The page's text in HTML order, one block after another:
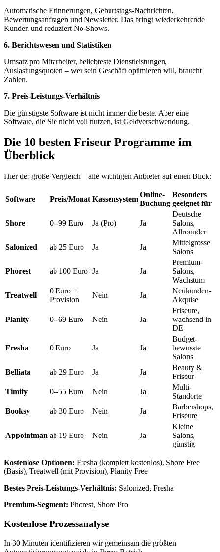
Automatische Erinnerungen, Geburtstags-Nachrichten,
Bewertungsanfragen und Newsletter. Das bringt wiederkehrende
Kunden und reduziert No-Shows.
6. Berichtswesen und Statistiken
Umsatz pro Mitarbeiter, beliebteste Dienstleistungen,
Auslastungsquoten – wer sein Geschäft optimieren will, braucht
Zahlen.
7. Preis-Leistungs-Verhältnis
Die günstigste Software ist nicht immer die beste. Aber eine
Software, die Sie nicht voll nutzen, ist Geldverschwendung.
Die 10 besten Friseur Programme im
Überblick
Hier der große Vergleich – alle wichtigen Anbieter auf einen Blick:
Software Preis/Monat Kassensystem
Online-
Buchung
Besonders
geeignet für
Shore 0--99 Euro Ja (Pro) Ja
Deutsche
Salons,
Allrounder
Salonized
ab 25 Euro Ja Ja
Mittelgrosse
Salons
Phorest ab 100 Euro Ja Ja
Premium-
Salons,
Wachstum
Treatwell
0 Euro +
Provision
Nein Ja
Neukunden-
Akquise
Planity 0--69 Euro Nein Ja
Friseure,
wachsend in
DE
Fresha 0 Euro Ja Ja
Budget-
bewusste
Salons
Belliata
ab 29 Euro Ja Ja
Beauty &
Friseur
Timify
0--55 Euro Nein Ja
Multi-
Standorte
Booksy
ab 30 Euro Nein Ja
Barbershops,
Friseure
Appointman ab 19 Euro Nein Ja
Kleine
Salons,
günstig
Kostenlose Optionen: Fresha (komplett kostenlos), Shore Free
(Basis), Treatwell (mit Provision), Planity Free
Bestes Preis-Leistungs-Verhältnis: Salonized, Fresha
Premium-Segment: Phorest, Shore Pro
Kostenlose Prozessanalyse
In 30 Minuten identifizieren wir gemeinsam die größten